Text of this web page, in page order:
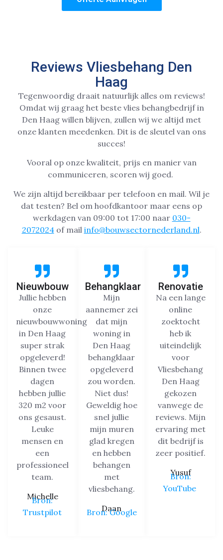
Reviews Vliesbehang Den
Haag
Tegenwoordig draait natuurlijk alles om reviews!
Omdat wij graag het beste vlies behangbedrijf in
Den Haag willen blijven, zullen wij we altijd met
onze klanten meedenken. Dit is de sleutel van ons
succes!
Vooral op onze kwaliteit, prijs en manier van
communiceren, scoren wij goed.
We zijn altijd bereikbaar per telefoon en mail. Wil je
dat testen? Bel om hoofdkantoor maar eens op
werkdagen van 09:00 tot 17:00 naar 030-
2072024of mail info@bouwsectornederland.nl.
Nieuwbouw
Jullie hebben
onze
nieuwbouwwoning
in Den Haag
super strak
opgeleverd!
Binnen twee
dagen
hebben jullie
320 m2 voor
ons gesaust.
Leuke
mensen en
een
professioneel
team.
Michelle
Bron:
Trustpilot
Behangklaar
Mijn
aannemer zei
dat mijn
woning in
Den Haag
behangklaar
opgeleverd
zou worden.
Niet dus!
Geweldig hoe
snel jullie
mijn muren
glad kregen
en hebben
behangen
met
vliesbehang.
Daan
Bron: Google
Renovatie
Na een lange
online
zoektocht
heb ik
uiteindelijk
voor
Vliesbehang
Den Haag
gekozen
vanwege de
reviews. Mijn
ervaring met
dit bedrijf is
zeer positief.
Yusuf
Bron:
YouTube